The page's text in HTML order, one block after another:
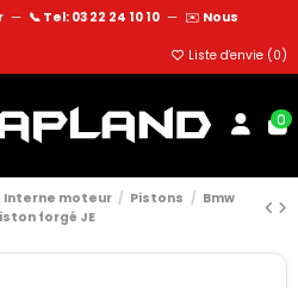
— 📞 Tel: 03 22 24 10 10 — ✉️ Nous
Liste d'envie (0)
0
Interne moteur Pistons
Bmw
forgé JE